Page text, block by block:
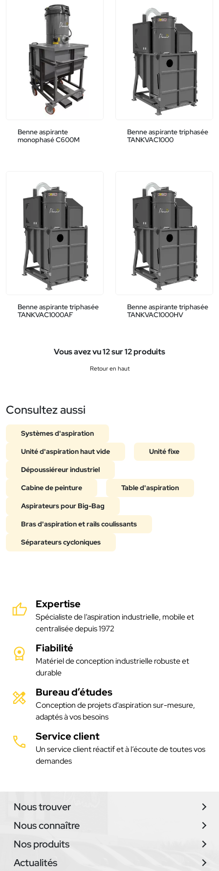
Benne aspirante
monophasé C600M
Benne aspirante triphasée
TANKVAC1000
Benne aspirante triphasée
TANKVAC1000AF
Benne aspirante triphasée
TANKVAC1000HV
Vous avez vu 12 sur 12 produits
Retour en haut
Consultez aussi
Systèmes d'aspiration
Unité d'aspiration haut vide Unité fixe
Dépoussiéreur industriel
Cabine de peinture Table d'aspiration
Aspirateurs pour Big-Bag
Bras d'aspiration et rails coulissants
Séparateurs cycloniques
Expertise
Spécialiste de l’aspiration industrielle, mobile et
centralisée depuis 1972
Fiabilité
Matériel de conception industrielle robuste et
durable
Bureau d’études
Conception de projets d’aspiration sur-mesure,
adaptés à vos besoins
Service client
Un service client réactif et à l’écoute de toutes vos
demandes
Nous trouver
Nous connaître
Nos produits
Actualités